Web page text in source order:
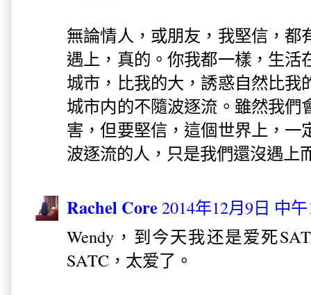
無論情人，或朋友，我堅信，都
遇上，真的。你我都一樣，生活
城市，比我的大，誘惑自然比我
城市内的不隨波逐流。雖然我們
害，但要堅信，這個世界上，一
波逐流的人，只是我們還沒遇上
Rachel Core2014年12月9日 中
Wendy，到今天我还是爱死
SATC，太爱了。